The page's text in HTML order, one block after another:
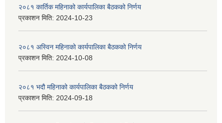
२०८१ कार्तिक महिनाको कार्यपालिका बैठकको निर्णय
प्रकाशन मिति: 2024-10-23
२०८१ अस्विन महिनाको कार्यपालिका बैठकको निर्णय
प्रकाशन मिति: 2024-10-08
२०८१ भदौ महिनाको कार्यपालिका बैठकको निर्णय
प्रकाशन मिति: 2024-09-18